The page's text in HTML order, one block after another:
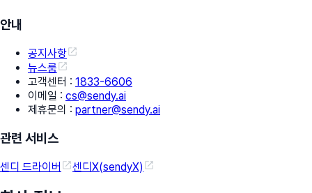
안내
공지사항
뉴스룸
고객센터 : 1833-6606
이메일 : cs@sendy.ai
제휴문의 : partner@sendy.ai
관련 서비스
센디 드라이버 센디X(sendyX)